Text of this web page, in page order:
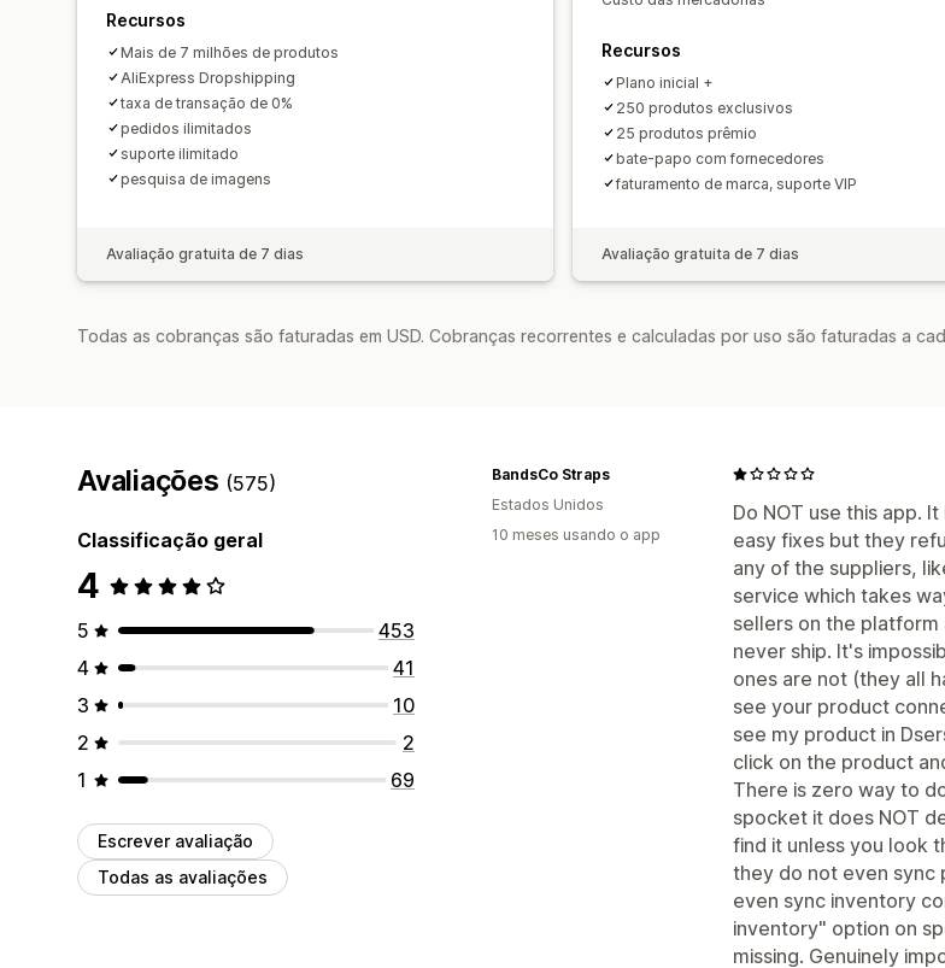
Recursos
Mais de 7 milhões de produtos
AliExpress Dropshipping
taxa de transação de 0%
pedidos ilimitados
suporte ilimitado
pesquisa de imagens
Avaliação gratuita de 7 dias
Recursos
Plano inicial +
250 produtos exclusivos
25 produtos prêmio
bate-papo com fornecedores
faturamento de marca, suporte VIP
Avaliação gratuita de 7 dias
Todas as cobranças são faturadas em USD. Cobranças recorrentes e calculadas por uso são faturadas a
Avaliações (575)
Classificação geral
4
5
453
4
41
3
10
2
2
1
69
Escrever avaliação
Todas as avaliações
Do NOT use this app.
easy fixes but they
any of the suppliers,
service which takes
sellers on the
never ship. It's
ones are not (they all
see your product
see my product in
click on the product
There is zero way to
spocket it does NOT
find it unless you look
they do not even sync
even sync inventory
inventory" option on
missing. Genuinely
BandsCo Straps
Estados Unidos
10 meses usando o app